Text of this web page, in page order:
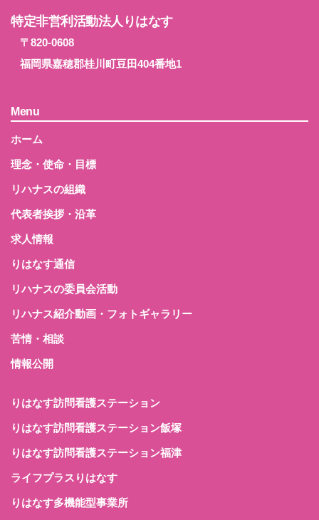
特定非営利活動法人りはなす
〒820-0608
福岡県嘉穂郡桂川町豆田404番地1
Menu
ホーム
理念・使命・目標
リハナスの組織
代表者挨拶・沿革
求人情報
りはなす通信
リハナスの委員会活動
リハナス紹介動画・フォトギャラリー
苦情・相談
情報公開
りはなす訪問看護ステーション
りはなす訪問看護ステーション飯塚
りはなす訪問看護ステーション福津
ライフプラスりはなす
りはなす多機能型事業所